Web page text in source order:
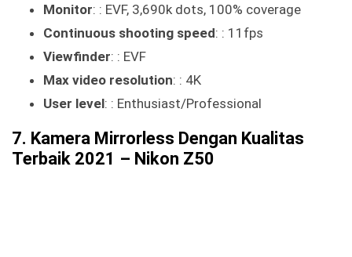
Monitor: : EVF, 3,690k dots, 100% coverage
Continuous shooting speed: : 11fps
Viewfinder: : EVF
Max video resolution: : 4K
User level: : Enthusiast/Professional
7. Kamera Mirrorless Dengan Kualitas
Terbaik 2021 – Nikon Z50